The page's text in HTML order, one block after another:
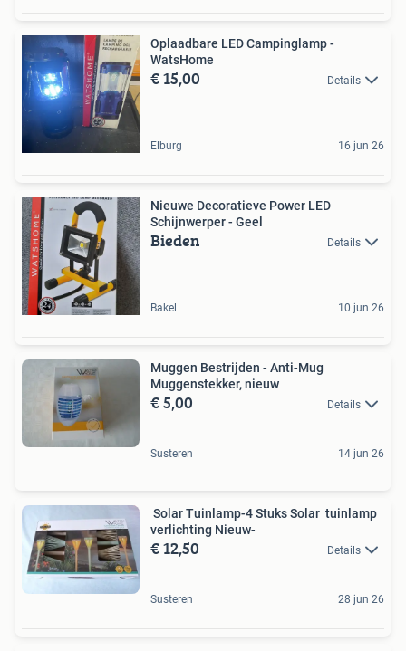
Oplaadbare LED Campinglamp -
WatsHome
€ 15,00 Details
Elburg 16 jun 26
Nieuwe Decoratieve Power LED
Schijnwerper - Geel
Bieden Details
Bakel 10 jun 26
Muggen Bestrijden - Anti-Mug
Muggenstekker, nieuw
€ 5,00 Details
Susteren 14 jun 26
Solar Tuinlamp-4 Stuks Solar tuinlamp
verlichting Nieuw-
€ 12,50 Details
Susteren 28 jun 26